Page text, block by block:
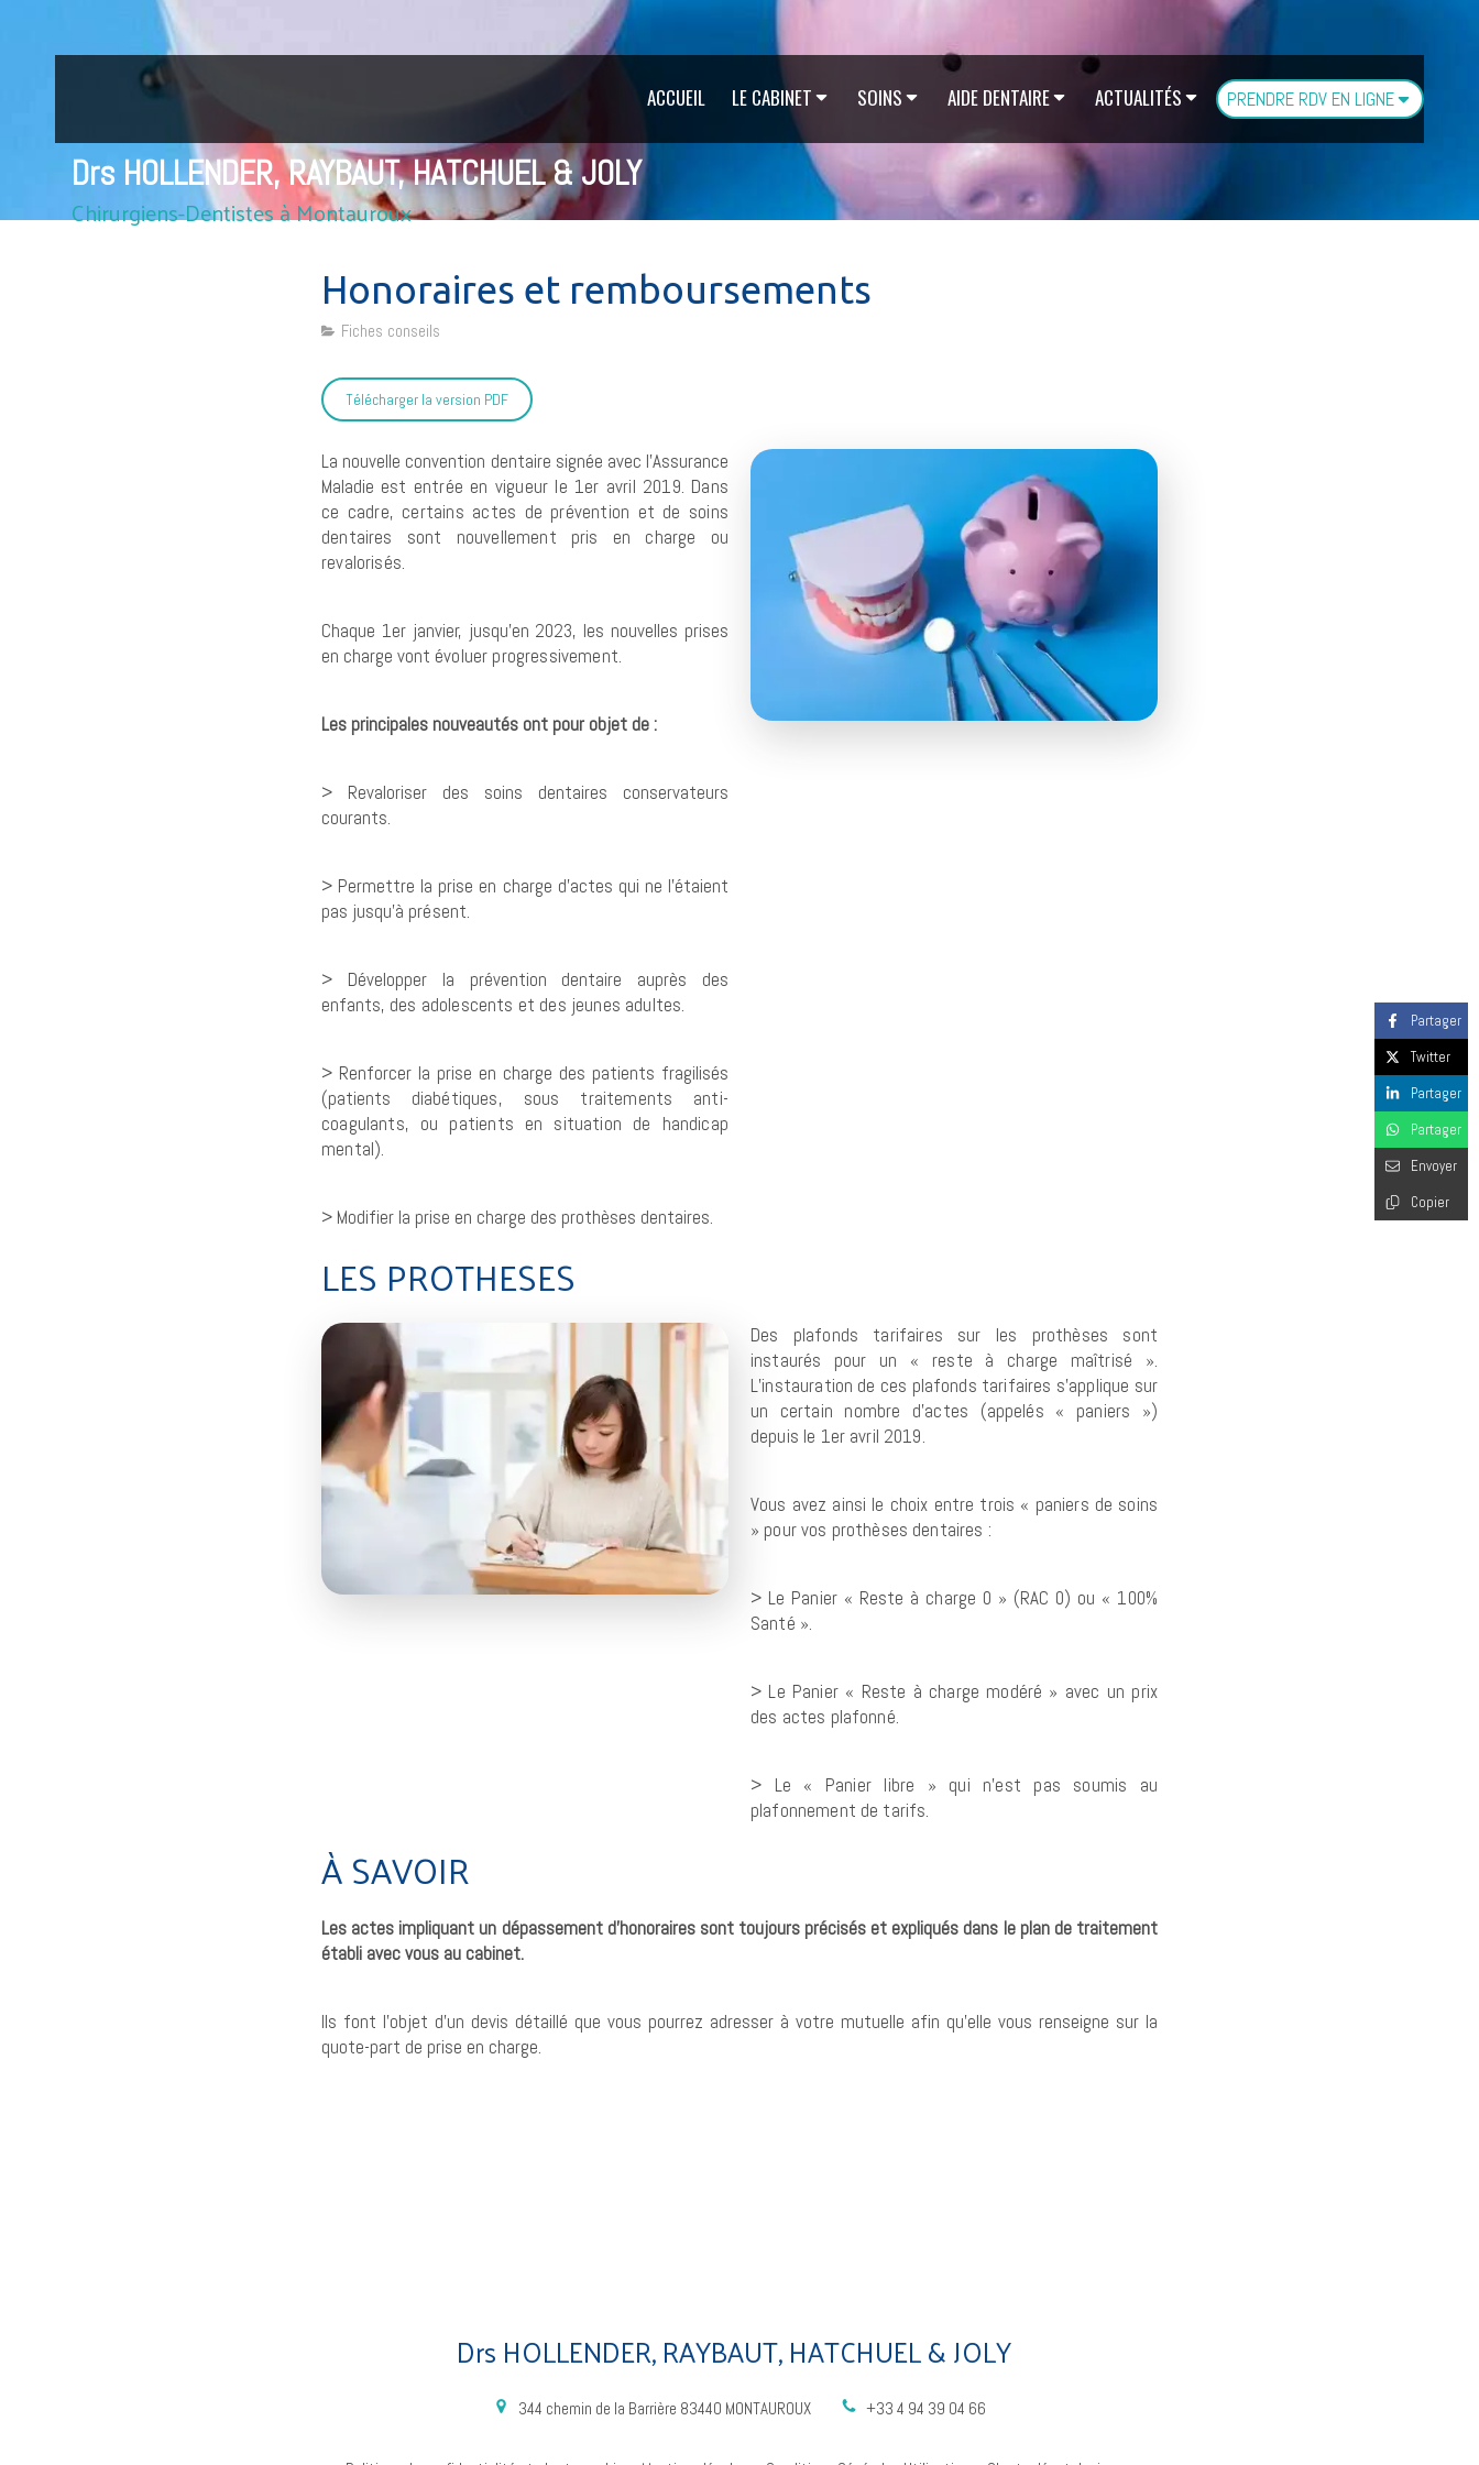
ACCUEIL LE CABINET SOINS AIDE DENTAIRE ACTUALITÉS PRENDRE RDV EN LIGNE
Drs HOLLENDER, RAYBAUT, HATCHUEL & JOLY
Chirurgiens-Dentistes à Montauroux
Honoraires et remboursements
Fiches conseils
Télécharger la version PDF
La nouvelle convention dentaire signée avec l’Assurance
Maladie est entrée en vigueur le 1er avril 2019. Dans
ce cadre, certains actes de prévention et de soins
dentaires sont nouvellement pris en charge ou
revalorisés.
Chaque 1er janvier, jusqu’en 2023, les nouvelles prises
en charge vont évoluer progressivement.
Les principales nouveautés ont pour objet de :
> Revaloriser des soins dentaires conservateurs
courants.
> Permettre la prise en charge d’actes qui ne l’étaient
pas jusqu’à présent.
> Développer la prévention dentaire auprès des
enfants, des adolescents et des jeunes adultes.
> Renforcer la prise en charge des patients fragilisés
(patients diabétiques, sous traitements anti-
coagulants, ou patients en situation de handicap
mental).
> Modifier la prise en charge des prothèses dentaires.
LES PROTHESES
Des plafonds tarifaires sur les prothèses sont
instaurés pour un « reste à charge maîtrisé ».
L’instauration de ces plafonds tarifaires s’applique sur
un certain nombre d’actes (appelés « paniers »)
depuis le 1er avril 2019.
Vous avez ainsi le choix entre trois « paniers de soins
» pourvos prothèses dentaires :
> Le Panier « Reste à charge 0 » (RAC 0) ou « 100%
Santé ».
> Le Panier « Reste à charge modéré » avec un prix
des actes plafonné.
> Le « Panier libre » qui n’est pas soumis au
plafonnement de tarifs.
À SAVOIR
Les actes impliquant un dépassement d’honoraires sont toujours précisés et expliqués dans le plan de traitement
établi avec vous au cabinet.
Ils font l’objet d’un devis détaillé que vous pourrez adresser à votre mutuelle afin qu’elle vous renseigne sur la
quote-part de prise en charge.
Partager
Twitter
Partager
Partager
Envoyer
Copier
Drs HOLLENDER, RAYBAUT, HATCHUEL & JOLY
344 chemin de la Barrière 83440 MONTAUROUX +33 4 94 39 04 66